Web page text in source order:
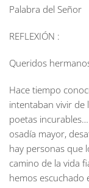
Palabra del Señor
REFLEXIÓN :
Queridos
Hace tiempo
intentaban vivir de
poetas
osadía mayor,
hay personas que
camino de la vida
hemos escuchado